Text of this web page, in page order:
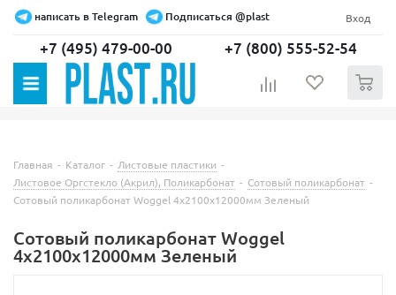
написать в Telegram Подписаться @plast Вход
+7 (495) 479-00-00 +7 (800) 555-52-54
Главная - Каталог - Листовые пластики -
Листовое Оргстекло (Акрил), Поликарбонат - Сотовый поликарбонат -
Сотовый поликарбонат Woggel 4х2100х12000мм Зеленый
Сотовый поликарбонат Woggel
4х2100х12000мм Зеленый